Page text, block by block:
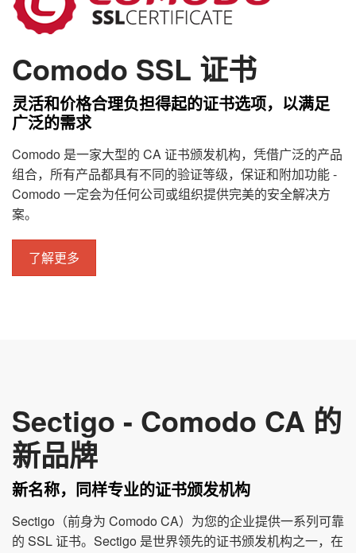
Comodo SSL 证书
灵活和价格合理负担得起的证书选项，以满足
广泛的需求
Comodo 是一家大型的 CA 证书颁发机构，凭借广泛的产品
组合，所有产品都具有不同的验证等级，保证和附加功能 -
Comodo 一定会为任何公司或组织提供完美的安全解决方
案。
了解更多
Sectigo - Comodo CA 的
新品牌
新名称，同样专业的证书颁发机构
Sectigo（前身为 Comodo CA）为您的企业提供一系列可靠
的 SSL 证书。Sectigo 是世界领先的证书颁发机构之一，在